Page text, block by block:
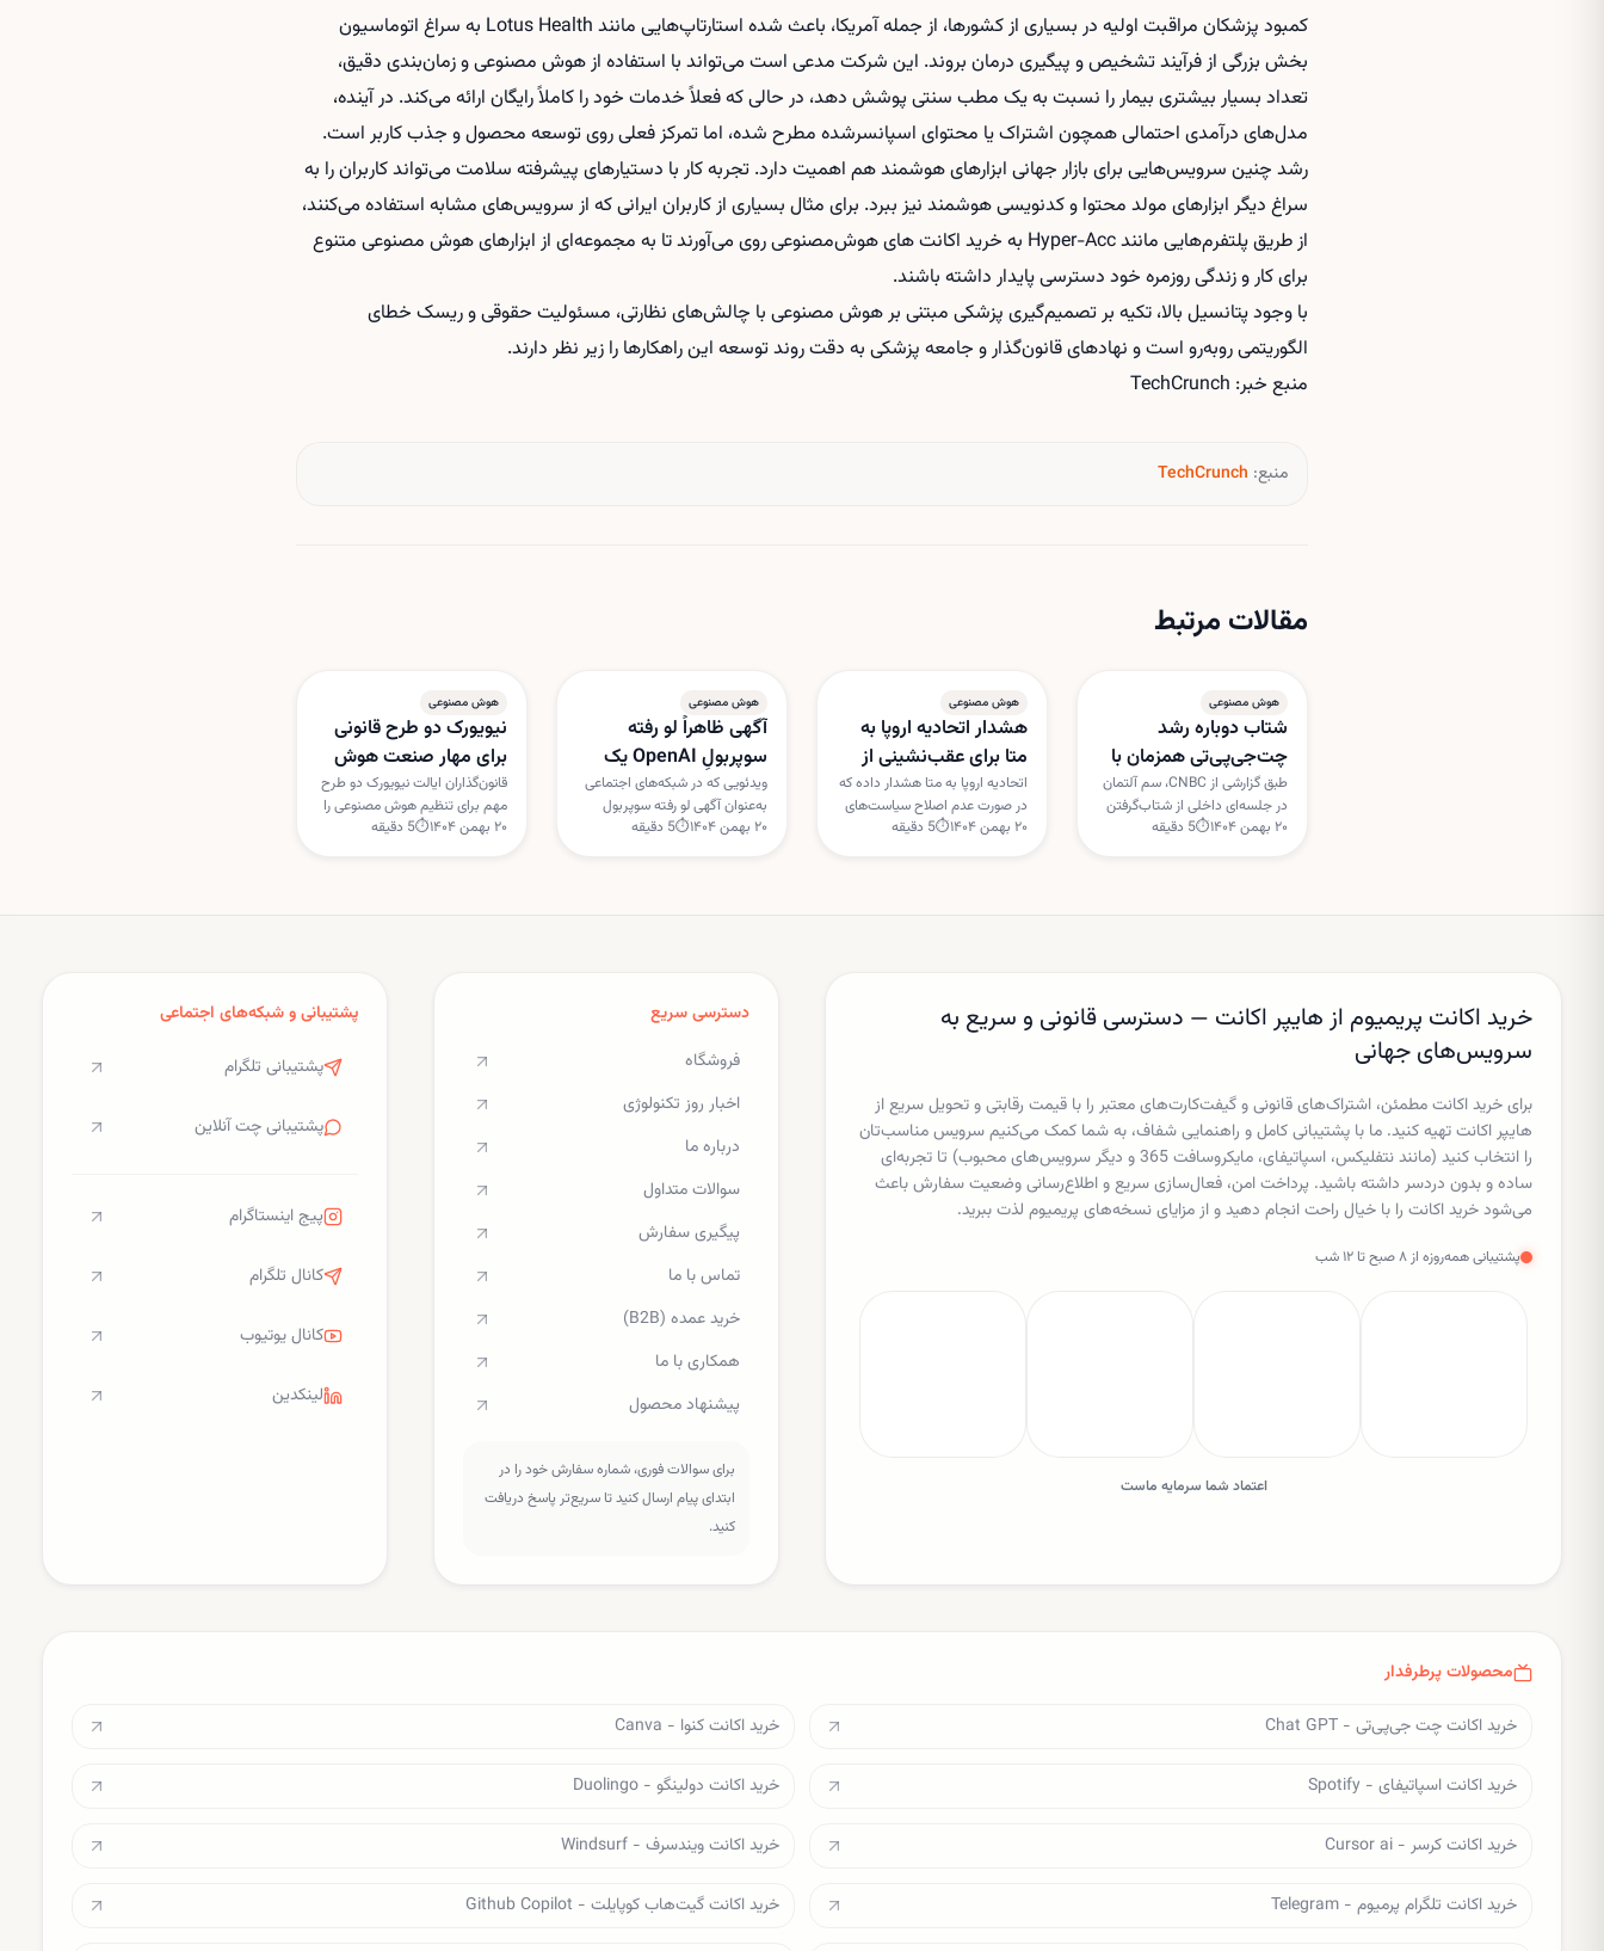
کمبود پزشکان مراقبت اولیه در بسیاری از کشورها، از جمله آمریکا، باعث شده استارتاپ‌هایی مانند Lotus Health به سراغ اتوماسیون
بخش بزرگی از فرآیند تشخیص و پیگیری درمان بروند. این شرکت مدعی است می‌تواند با استفاده از هوش مصنوعی و زمان‌بندی دقیق،
تعداد بسیار بیشتری بیمار را نسبت به یک مطب سنتی پوشش دهد، در حالی که فعلاً خدمات خود را کاملاً رایگان ارائه می‌کند. در آینده،
مدل‌های درآمدی احتمالی همچون اشتراک یا محتوای اسپانسرشده مطرح شده، اما تمرکز فعلی روی توسعه محصول و جذب کاربر است.
رشد چنین سرویس‌هایی برای بازار جهانی ابزارهای هوشمند هم اهمیت دارد. تجربه کار با دستیارهای پیشرفته سلامت می‌تواند کاربران را به
سراغ دیگر ابزارهای مولد محتوا و کدنویسی هوشمند نیز ببرد. برای مثال بسیاری از کاربران ایرانی که از سرویس‌های مشابه استفاده می‌کنند،
از طریق پلتفرم‌هایی مانند Hyper-Acc به
خرید اکانت های هوش‌مصنوعیروی می‌آورند تا به مجموعه‌ای از ابزارهای هوش مصنوعی متنوع
برای کار و زندگی روزمره خود دسترسی پایدار داشته باشند.
با وجود پتانسیل بالا، تکیه بر تصمیم‌گیری پزشکی مبتنی بر هوش مصنوعی با چالش‌های نظارتی، مسئولیت حقوقی و ریسک خطای
الگوریتمی روبه‌رو است و نهادهای قانون‌گذار و جامعه پزشکی به دقت روند توسعه این راهکارها را زیر نظر دارند.
منبع خبر: TechCrunch
منبع: TechCrunch
مقالات مرتبط
هوش مصنوعی
شتاب دوباره رشد
چت‌جی‌پی‌تی همزمان با
دور جدید سرمایه‌گذاری
اوپن‌ای‌آی
طبق گزارشی از CNBC، سم آلتمان
در جلسه‌ای داخلی از شتاب‌گرفتن
دوباره رشد چت‌جی‌پی‌تی سخن
۲۰ بهمن ۱۴۰۴ ⏱
5 دقیقه
هوش مصنوعی
هشدار اتحادیه اروپا به
متا برای عقب‌نشینی از
سیاست هوش مصنوعی
واتس‌اپ
اتحادیه اروپا به متا هشدار داده که
در صورت عدم اصلاح سیاست‌های
هوش مصنوعی در واتس‌اپ،
۲۰ بهمن ۱۴۰۴ ⏱
5 دقیقه
هوش مصنوعی
آگهی ظاهراً لو رفته
سوپربولِ OpenAI یک
حقه اینترنتی بود
ویدئویی که در شبکه‌های اجتماعی
به‌عنوان آگهی لو رفته سوپربول
OpenAI با یک گجت کروی و ایربادز
۲۰ بهمن ۱۴۰۴ ⏱
5 دقیقه
هوش مصنوعی
نیویورک دو طرح قانونی
برای مهار صنعت هوش
مصنوعی بررسی می‌کند
قانون‌گذاران ایالت نیویورک دو طرح
مهم برای تنظیم هوش مصنوعی را
بررسی می‌کنند؛ یکی برای
۲۰ بهمن ۱۴۰۴ ⏱
5 دقیقه
خرید اکانت پریمیوم از هایپر اکانت — دسترسی قانونی و سریع به
سرویس‌های جهانی
برای خرید اکانت مطمئن، اشتراک‌های قانونی و گیفت‌کارت‌های معتبر را با قیمت رقابتی و تحویل سریع از
هایپر اکانت تهیه کنید. ما با پشتیبانی کامل و راهنمایی شفاف، به شما کمک می‌کنیم سرویس مناسب‌تان
را انتخاب کنید (مانند نتفلیکس، اسپاتیفای، مایکروسافت 365 و دیگر سرویس‌های محبوب) تا تجربه‌ای
ساده و بدون دردسر داشته باشید. پرداخت امن، فعال‌سازی سریع و اطلاع‌رسانی وضعیت سفارش باعث
می‌شود خرید اکانت را با خیال راحت انجام دهید و از مزایای نسخه‌های پریمیوم لذت ببرید.
پشتیبانی همه‌روزه از ۸ صبح تا ۱۲ شب
اعتماد شما سرمایه ماست
دسترسی سریع
فروشگاه
اخبار روز تکنولوژی
درباره ما
سوالات متداول
پیگیری سفارش
تماس با ما
خرید عمده (B2B)
همکاری با ما
پیشنهاد محصول
برای سوالات فوری، شماره سفارش خود را در
ابتدای پیام ارسال کنید تا سریع‌تر پاسخ دریافت
کنید.
پشتیبانی و شبکه‌های اجتماعی
پشتیبانی تلگرام
پشتیبانی چت آنلاین
پیج اینستاگرام
کانال تلگرام
کانال یوتیوب
لینکدین
محصولات پرطرفدار
خرید اکانت چت جی‌پی‌تی - Chat GPT خرید اکانت کنوا - Canva
خرید اکانت اسپاتیفای - Spotify خرید اکانت دولینگو - Duolingo
خرید اکانت کرسر - Cursor ai خرید اکانت ویندسرف - Windsurf
خرید اکانت تلگرام پرمیوم - Telegram خرید اکانت گیت‌هاب کوپایلت - Github Copilot